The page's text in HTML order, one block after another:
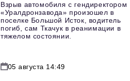
Взрыв автомобиля с гендиректором
«Уралдронзавода» произошел в
поселке Большой Исток, водитель
погиб, сам Ткачук в реанимации в
тяжелом состоянии.
05 августа 14:49